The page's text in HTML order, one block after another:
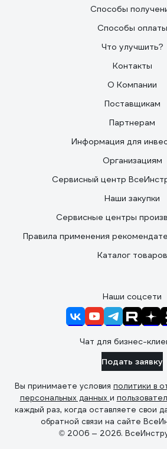
Способы
Способы оплаты
Что улучшить?
Контакты
О Компании
Поставщикам
Партнерам
Информация для
Организациям
Сервисный центр
Наши закупки
Сервисные центры
Правила применения
Каталог товаров
Наши соцсети
Чат для бизнес-
Подать заявку
Вы принимаете условия политики в
персональных данных и
каждый раз, когда оставляете свои
обратной связи на сайте
© 2006 — 2026.